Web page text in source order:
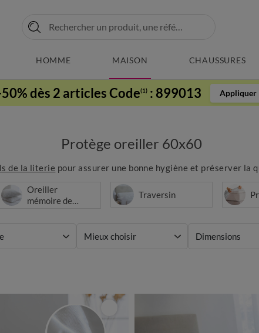
HOMME MAISON CHAUSSURES
dès 2 articles Code(1) : 899013 Appliquer
Protège oreiller 60x60
de la literie pour assurer une bonne hygiène et préserver la
Oreiller
mémoire de
Traversin
Mieux choisir Dimensions